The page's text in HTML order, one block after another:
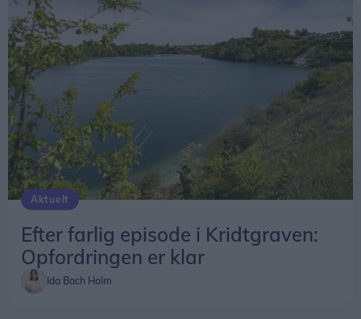
Aktuelt
Efter farlig episode i Kridtgraven:
Opfordringen er klar
Ida Bach Holm